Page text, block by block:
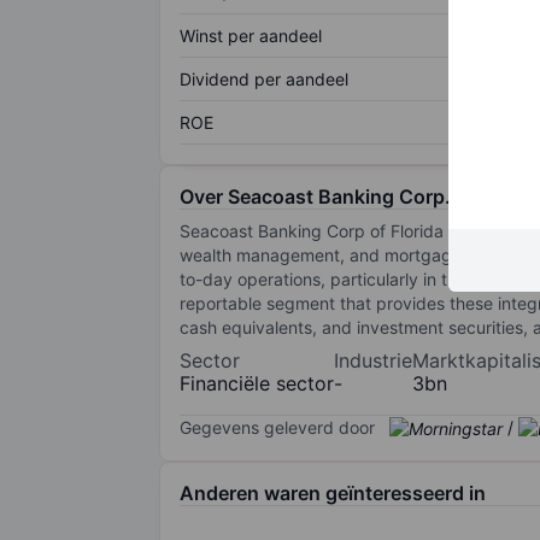
Winst per aandeel
Dividend per aandeel
ROE
Over Seacoast Banking Corp.
Seacoast Banking Corp of Florida is a
wealth management, and mortgage and
to-day operations, particularly in the areas
reportable segment that provides these
cash equivalents, and investment
Sector
Financiële sector
Industrie
-
3bn
Gegevens geleverd door /
Anderen waren geïnteresseerd in